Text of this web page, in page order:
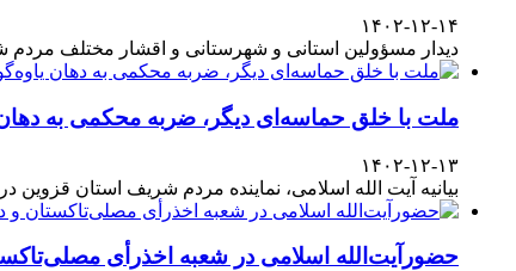
۱۴۰۲-۱۲-۱۴
دیدار مسؤولین استانی و شهرستانی و اقشار مختلف
ملت با خلق حماسه‌ای دیگر، ضربه محکمی به دهان
۱۴۰۲-۱۲-۱۳
بیانیه آیت الله اسلامی، نماینده مردم شریف استان قزوین در پاسداشت حضور آگاهانه ملت در
حضورآیت‌الله اسلامی در شعبه اخذرأی